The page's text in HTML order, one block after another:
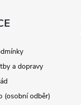
a dopravy
(osobní odběr)